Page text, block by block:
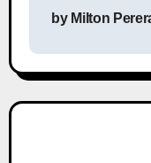
t
n
by Milton